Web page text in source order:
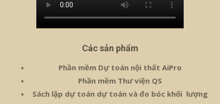
Các sản phẩm
Phần mềm Dự toán nội thất AiPro
Phần mềm Thư viện QS
Sách lập dự toán dự toán và đo bóc khối lượng